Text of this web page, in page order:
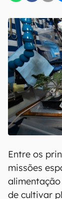
Uso e
Entre os
missões
de cultivar